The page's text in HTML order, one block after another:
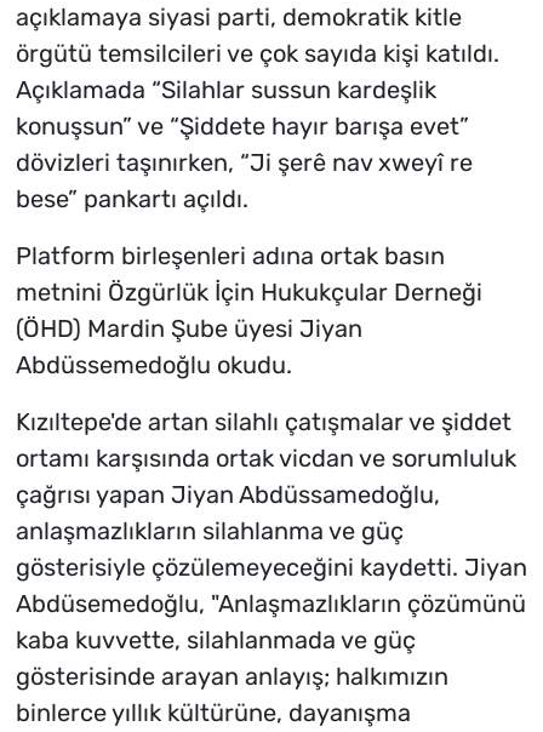
açıklamaya siyasi parti, demokratik kitle
örgütü temsilcileri ve çok sayıda kişi katıldı.
Açıklamada “Silahlar sussun kardeşlik
konuşsun” ve “Şiddete hayır barışa evet”
dövizleri taşınırken, “Ji şerê nav xweyî re
bese” pankartı açıldı.
Platform birleşenleri adına ortak basın
metnini Özgürlük İçin Hukukçular Derneği
(ÖHD) Mardin Şube üyesi Jiyan
Abdüssemedoğlu okudu.
Kızıltepe'de artan silahlı çatışmalar ve şiddet
ortamı karşısında ortak vicdan ve sorumluluk
çağrısı yapan Jiyan Abdüssamedoğlu,
anlaşmazlıkların silahlanma ve güç
gösterisiyle çözülemeyeceğini kaydetti. Jiyan
Abdüsemedoğlu, "Anlaşmazlıkların çözümünü
kaba kuvvette, silahlanmada ve güç
gösterisinde arayan anlayış; halkımızın
binlerce yıllık kültürüne, dayanışma